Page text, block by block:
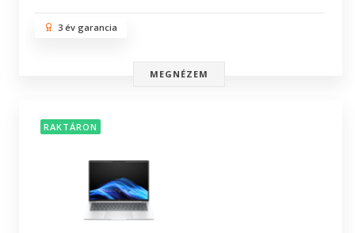
3 év garancia
MEGNÉZEM
RAKTÁRON